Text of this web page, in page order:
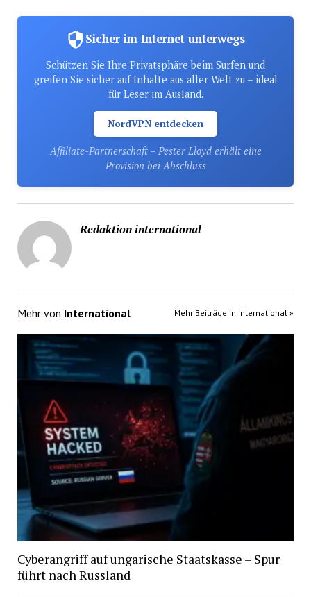
Sicher im Internet unterwegs
Schützen Sie Ihre Privatsphäre beim Surfen und
greifen Sie sicher auf Inhalte aus aller Welt zu – ideal
für Leser im Ausland.
NordVPN entdecken
Affiliate-Partnerschaft – Pester Lloyd erhält eine
Provision bei Abschluss
Redaktion international
Mehr von International Mehr Beiträge in International »
Cyberangriff auf ungarische Staatskasse – Spur
führt nach Russland